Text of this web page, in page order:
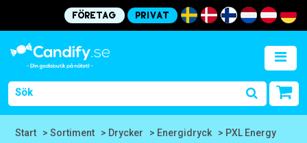
Företag Privat
Start > Sortiment > Drycker > Energidryck
> PXL Energy